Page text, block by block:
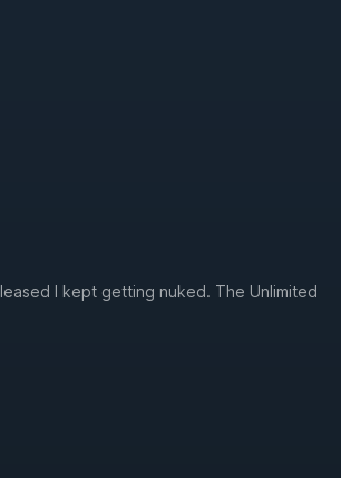
I kept getting nuked. The Unlimited